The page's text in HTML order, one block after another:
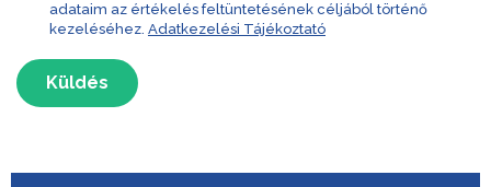
adataim az értékelés feltüntetésének céljából történő
kezeléséhez. Adatkezelési Tájékoztató
Küldés